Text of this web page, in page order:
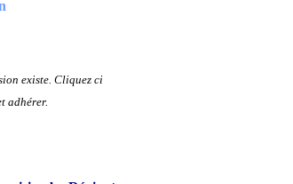
existe. Cliquez ci
adhérer.